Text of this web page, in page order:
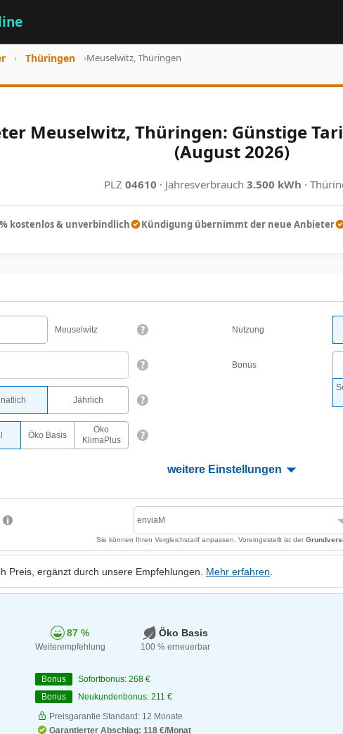
› Thüringen ›Meuselwitz, Thüringen
Meuselwitz, Thüringen: Günstige
(August 2026)
PLZ 04610 · Jahresverbrauch 3.500 kWh ·
kostenlos & unverbindlich Kündigung übernimmt der neue Anbieter